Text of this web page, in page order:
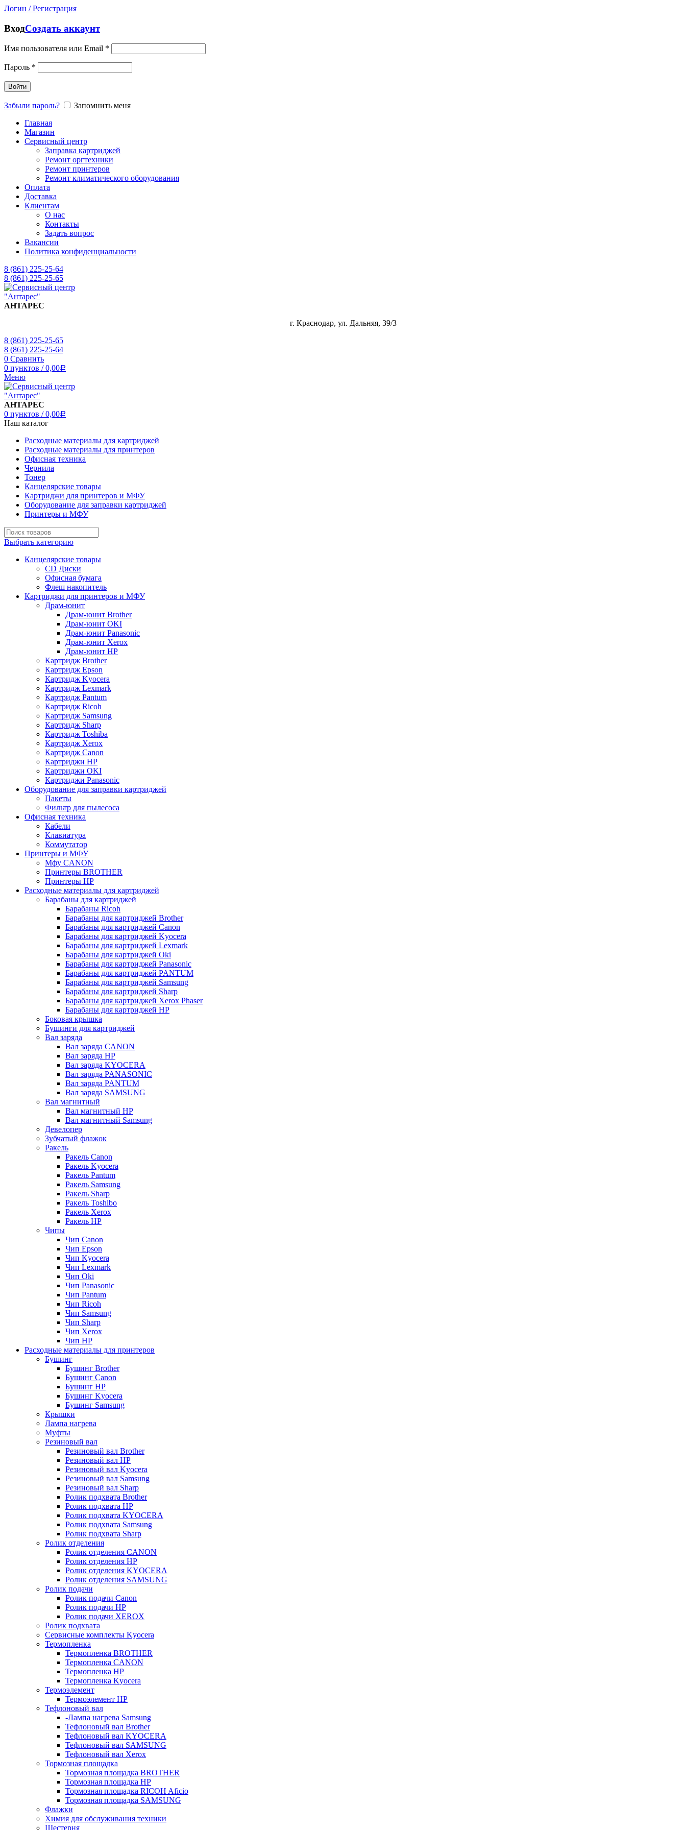
Логин / Регистрация
ВходСоздать аккаунт
Имя пользователя или Email *
Пароль *
Войти
Забыли пароль?
Запомнить меня
Главная
Магазин
Сервисный центр
Заправка картриджей
Ремонт оргтехники
Ремонт принтеров
Ремонт климатического оборудования
Оплата
Доставка
Клиентам
О нас
Контакты
Задать вопрос
Вакансии
Политика конфиденциальности
8 (861) 225-25-64
8 (861) 225-25-65
АНТАРЕС
г. Краснодар, ул. Дальняя, 39/3
8 (861) 225-25-65
8 (861) 225-25-64
0 Сравнить
0 пунктов / 0,00Р
Меню
АНТАРЕС
0 пунктов / 0,00Р
Наш каталог
Расходные материалы для картриджей
Расходные материалы для принтеров
Офисная техника
Чернила
Тонер
Канцелярские товары
Картриджи для принтеров и МФУ
Оборудование для заправки картриджей
Принтеры и МФУ
Выбрать категорию
Канцелярские товары
CD Диски
Офисная бумага
Флеш накопитель
Картриджи для принтеров и МФУ
Драм-юнит
Драм-юнит Brother
Драм-юнит OKI
Драм-юнит Panasonic
Драм-юнит Xerox
Драм-юнит НР
Картридж Brother
Картридж Epson
Картридж Kyocera
Картридж Lexmark
Картридж Pantum
Картридж Ricoh
Картридж Samsung
Картридж Sharp
Картридж Toshiba
Картридж Xerox
Картридж Сanon
Картриджи HP
Картриджи OKI
Картриджи Panasonic
Оборудование для заправки картриджей
Пакеты
Фильтр для пылесоса
Офисная техника
Кабели
Клавиатура
Коммутатор
Принтеры и МФУ
Мфу CANON
Принтеры BROTHER
Принтеры HP
Расходные материалы для картриджей
Барабаны для картриджей
Барабаны Ricoh
Барабаны для картриджей Brother
Барабаны для картриджей Canon
Барабаны для картриджей Kyocera
Барабаны для картриджей Lexmark
Барабаны для картриджей Oki
Барабаны для картриджей Panasonic
Барабаны для картриджей PANTUM
Барабаны для картриджей Samsung
Барабаны для картриджей Sharp
Барабаны для картриджей Xerox Phaser
Барабаны для картриджей НР
Боковая крышка
Бушинги для картриджей
Вал заряда
Вал заряда CANON
Вал заряда HP
Вал заряда KYOCERA
Вал заряда PANASONIC
Вал заряда PANTUM
Вал заряда SAMSUNG
Вал магнитный
Вал магнитный HP
Вал магнитный Samsung
Девелопер
Зубчатый флажок
Ракель
Ракель Canon
Ракель Kyocera
Ракель Pantum
Ракель Samsung
Ракель Sharp
Ракель Toshibo
Ракель Xerox
Ракель НР
Чипы
Чип Canon
Чип Epson
Чип Kyocera
Чип Lexmark
Чип Oki
Чип Panasonic
Чип Pantum
Чип Ricoh
Чип Samsung
Чип Sharp
Чип Xerox
Чип НР
Расходные материалы для принтеров
Бушинг
Бушинг Brother
Бушинг Canon
Бушинг HP
Бушинг Kyocera
Бушинг Samsung
Крышки
Лампа нагрева
Муфты
Резиновый вал
Резиновый вал Brother
Резиновый вал HP
Резиновый вал Kyocera
Резиновый вал Samsung
Резиновый вал Sharp
Ролик подхвата Brother
Ролик подхвата HP
Ролик подхвата KYOCERA
Ролик подхвата Samsung
Ролик подхвата Sharp
Ролик отделения
Ролик отделения CANON
Ролик отделения HP
Ролик отделения KYOCERA
Ролик отделения SAMSUNG
Ролик подачи
Ролик подачи Canon
Ролик подачи HP
Ролик подачи XEROX
Ролик подхвата
Сервисные комплекты Kyocera
Термопленка
Термопленка BROTHER
Термопленка CANON
Термопленка HP
Термопленка Kyocera
Термоэлемент
Термоэлемент НР
Тефлоновый вал
-Лампа нагрева Samsung
Тефлоновый вал Brother
Тефлоновый вал KYOCERA
Тефлоновый вал SAMSUNG
Тефлоновый вал Xerox
Тормозная площадка
Тормозная площадка BROTHER
Тормозная площадка HP
Тормозная площадка RICOH Aficio
Тормозная площадка SAMSUNG
Флажки
Химия для обслуживания техники
Шестерня